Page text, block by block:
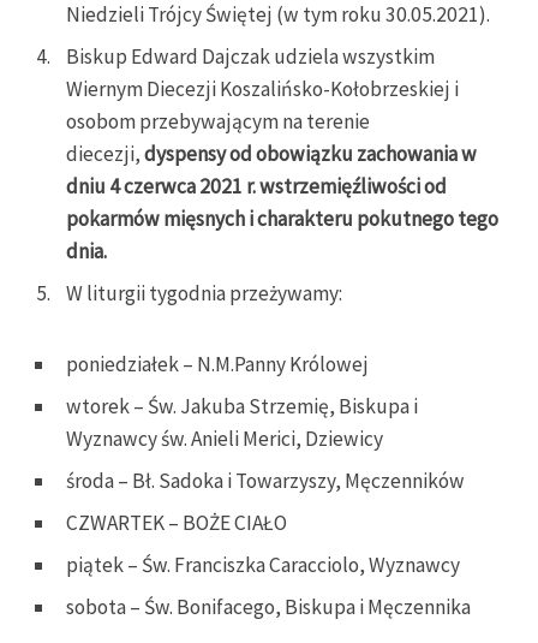
Niedzieli Trójcy Świętej (w tym roku 30.05.2021).
Biskup Edward Dajczak udziela wszystkim
Wiernym Diecezji Koszalińsko-Kołobrzeskiej i
osobom przebywającym na terenie
diecezji,dyspensy od obowiązku zachowania w
dniu 4 czerwca 2021 r. wstrzemięźliwości od
pokarmów mięsnych i charakteru pokutnego tego
dnia.
W liturgii tygodnia przeżywamy:
poniedziałek – N.M.Panny Królowej
wtorek – Św. Jakuba Strzemię, Biskupa i
Wyznawcy św. Anieli Merici, Dziewicy
środa – Bł. Sadoka i Towarzyszy, Męczenników
CZWARTEK – BOŻE CIAŁO
piątek – Św. Franciszka Caracciolo, Wyznawcy
sobota – Św. Bonifacego, Biskupa i Męczennika